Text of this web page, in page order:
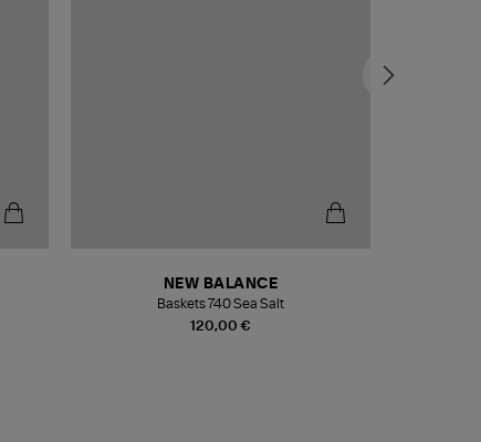
120,00 €
NEW BALANCE
Baskets 740 Sea Salt